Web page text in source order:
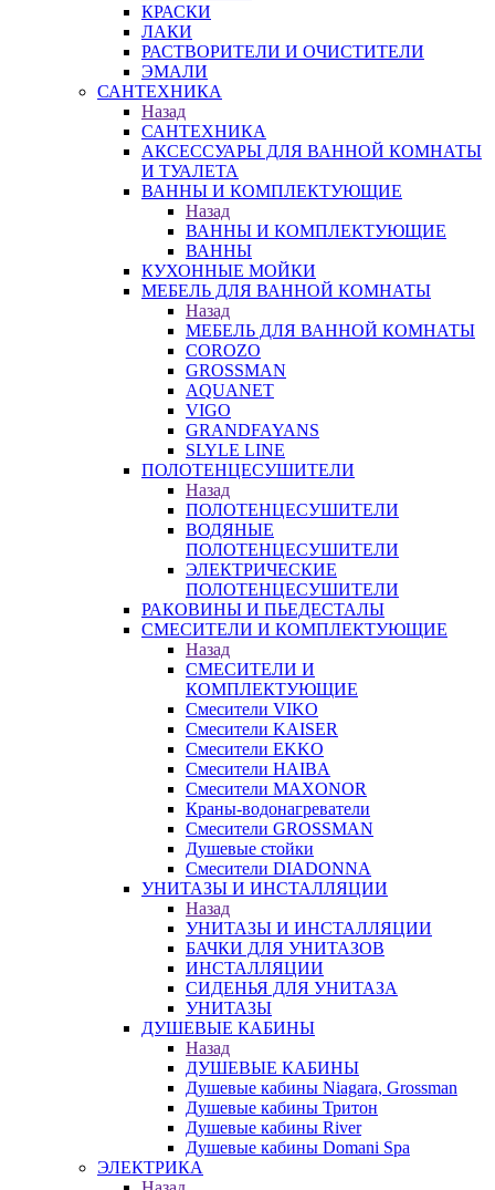
КРАСКИ
ЛАКИ
РАСТВОРИТЕЛИ И ОЧИСТИТЕЛИ
ЭМАЛИ
САНТЕХНИКА
Назад
САНТЕХНИКА
АКСЕССУАРЫ ДЛЯ ВАННОЙ КОМНАТЫ
И ТУАЛЕТА
ВАННЫ И КОМПЛЕКТУЮЩИЕ
Назад
ВАННЫ И КОМПЛЕКТУЮЩИЕ
ВАННЫ
КУХОННЫЕ МОЙКИ
МЕБЕЛЬ ДЛЯ ВАННОЙ КОМНАТЫ
Назад
МЕБЕЛЬ ДЛЯ ВАННОЙ КОМНАТЫ
COROZO
GROSSMAN
AQUANET
VIGO
GRANDFAYANS
SLYLE LINE
ПОЛОТЕНЦЕСУШИТЕЛИ
Назад
ПОЛОТЕНЦЕСУШИТЕЛИ
ВОДЯНЫЕ
ПОЛОТЕНЦЕСУШИТЕЛИ
ЭЛЕКТРИЧЕСКИЕ
ПОЛОТЕНЦЕСУШИТЕЛИ
РАКОВИНЫ И ПЬЕДЕСТАЛЫ
СМЕСИТЕЛИ И КОМПЛЕКТУЮЩИЕ
Назад
СМЕСИТЕЛИ И
КОМПЛЕКТУЮЩИЕ
Смесители VIKO
Смесители KAISER
Смесители EKKO
Смесители HAIBA
Смесители MAXONOR
Краны-водонагреватели
Смесители GROSSMAN
Душевые стойки
Смесители DIADONNA
УНИТАЗЫ И ИНСТАЛЛЯЦИИ
Назад
УНИТАЗЫ И ИНСТАЛЛЯЦИИ
БАЧКИ ДЛЯ УНИТАЗОВ
ИНСТАЛЛЯЦИИ
СИДЕНЬЯ ДЛЯ УНИТАЗА
УНИТАЗЫ
ДУШЕВЫЕ КАБИНЫ
Назад
ДУШЕВЫЕ КАБИНЫ
Душевые кабины Niagara, Grossman
Душевые кабины Тритон
Душевые кабины River
Душевые кабины Domani Spa
ЭЛЕКТРИКА